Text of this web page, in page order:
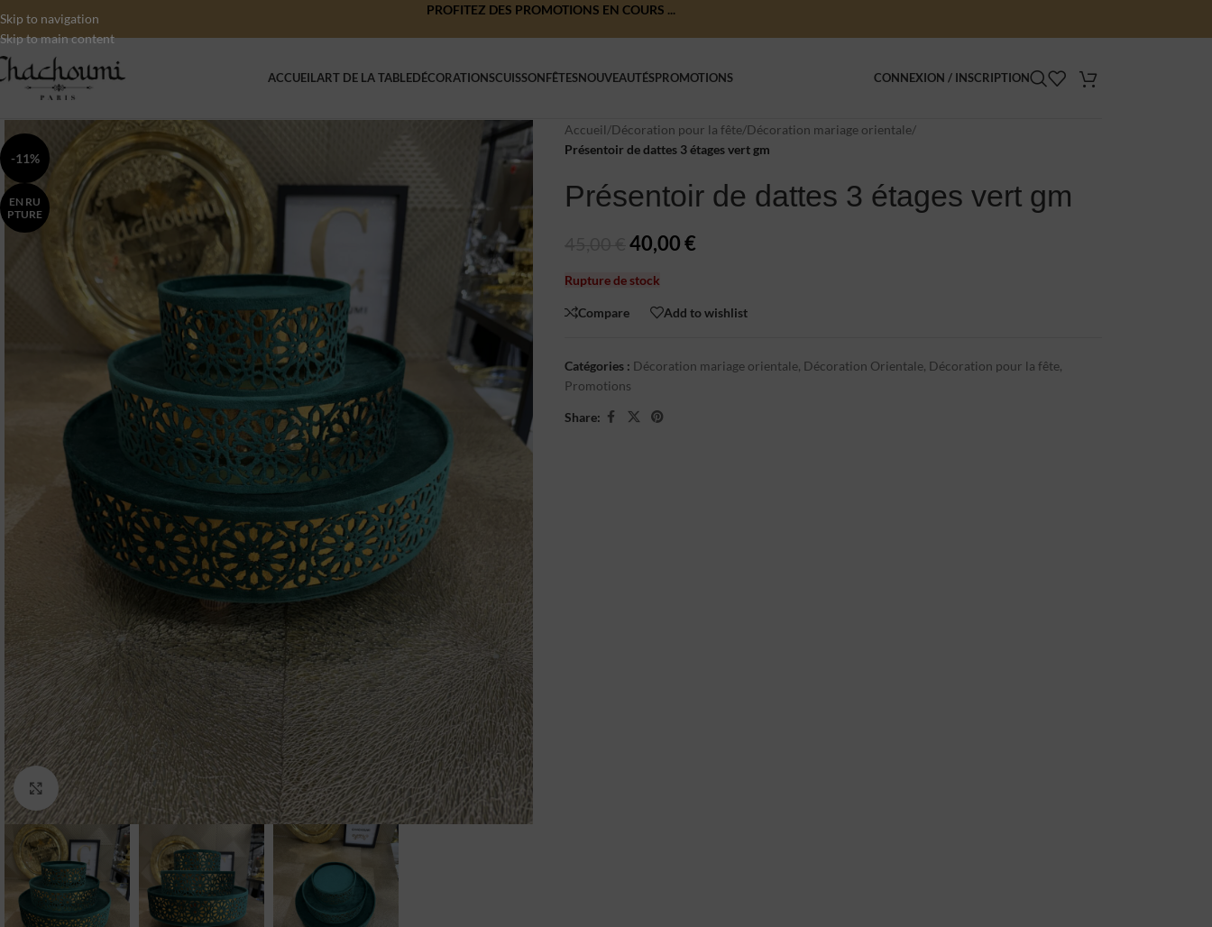
Skip to navigation
Skip to main content
PROFITEZ DES PROMOTIONS EN COURS ...
ACCUEILART DE LA TABLEDÉCORATIONSCUISSONFÊTESNOUVEAUTÉSPROMOTIONS CONNEXION / INSCRIPTION
-11%
EN RU
PTURE
Click to enlarge
Accueil/Décoration pour la fête/Décoration mariage orientale/
Présentoir de dattes 3 étages vert gm
Présentoir de dattes 3 étages vert gm
40,00€
Rupture de stock
Compare Add to wishlist
Catégories : Décoration mariage orientale, Décoration Orientale, Décoration pour la fête,
Promotions
Share: